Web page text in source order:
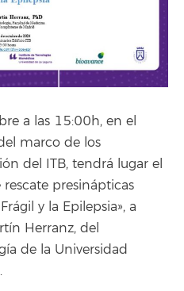
a las 15:00h, en el
marco de los
del ITB, tendrá lugar el
presinápticas
y la Epilepsia», a
Herranz, del
de la Universidad